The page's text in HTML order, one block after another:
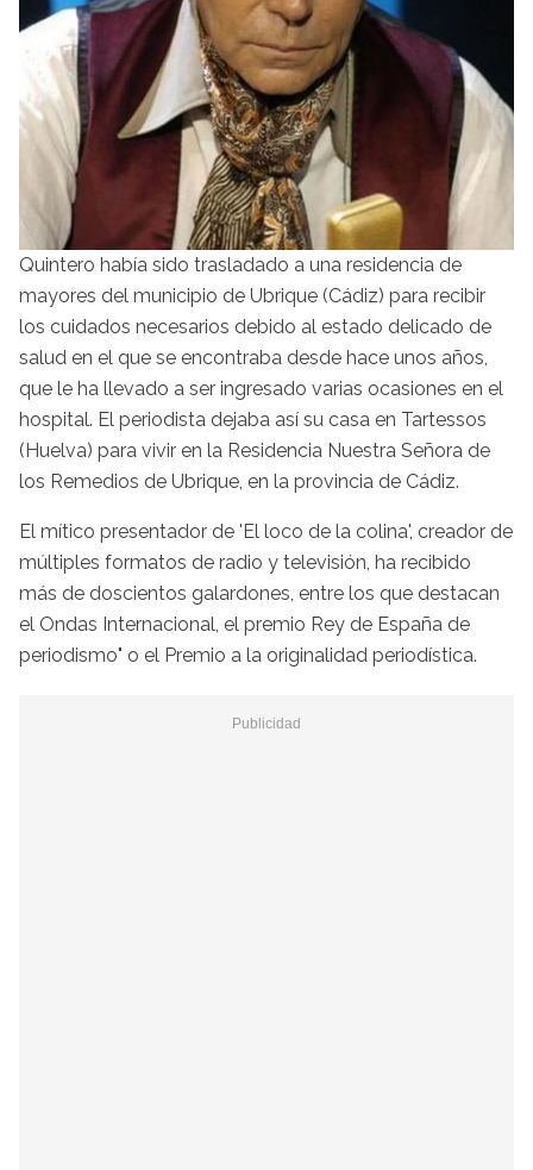
Quintero había sido trasladado a una residencia de
mayores del municipio de Ubrique (Cádiz) para recibir
los cuidados necesarios debido al estado delicado de
salud en el que se encontraba desde hace unos años,
que le ha llevado a ser ingresado varias ocasiones en el
hospital. El periodista dejaba así su casa en Tartessos
(Huelva) para vivir en la Residencia Nuestra Señora de
los Remedios de Ubrique, en la provincia de Cádiz.
El mítico presentador de 'El loco de la colina', creador de
múltiples formatos de radio y televisión, ha recibido
más de doscientos galardones, entre los que destacan
el Ondas Internacional, el premio Rey de España de
periodismo" o el Premio a la originalidad periodística.